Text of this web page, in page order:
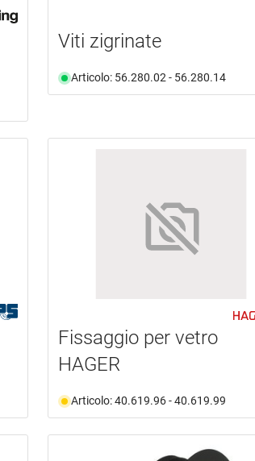
Viti zigrinate
Articolo: 56.280.02 - 56.280.14
Fissaggio per vetro
HAGER
Articolo: 40.619.96 - 40.619.99